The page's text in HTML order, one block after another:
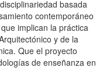
basada
contemporáneo
implican la práctica
y de la
Que el proyecto
de enseñanza en